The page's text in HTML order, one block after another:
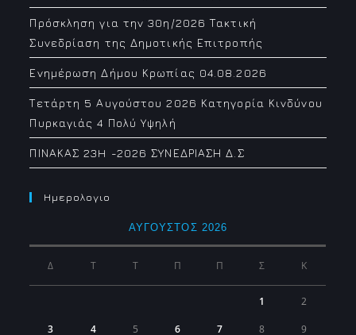
Πρόσκληση για την 30η/2026 Τακτική
Συνεδρίαση της Δημοτικής Επιτροπής
Ενημέρωση Δήμου Κρωπίας 04.08.2026
Τετάρτη 5 Αυγούστου 2026 Κατηγορία Κινδύνου
Πυρκαγιάς 4 Πολύ Υψηλή
ΠΙΝΑΚΑΣ 23H -2026 ΣΥΝΕΔΡΙΑΣΗ Δ.Σ
Ημερολογιο
ΑΎΓΟΥΣΤΟΣ 2026
Δ Τ Τ Π Π Σ Κ
1 2
3 4 5 6 7 8 9